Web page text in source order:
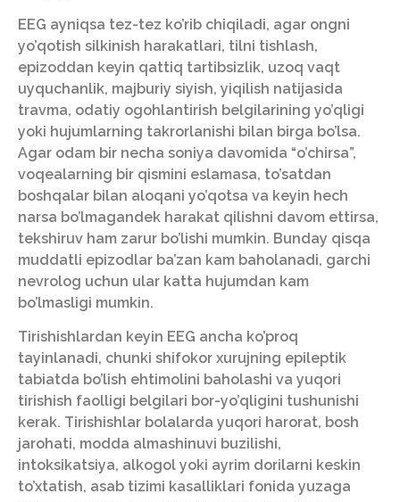
EEG ayniqsa tez-tez ko’rib chiqiladi, agar ongni
yo’qotish silkinish harakatlari, tilni tishlash,
epizoddan keyin qattiq tartibsizlik, uzoq vaqt
uyquchanlik, majburiy siyish, yiqilish natijasida
travma, odatiy ogohlantirish belgilarining yo’qligi
yoki hujumlarning takrorlanishi bilan birga bo’lsa.
Agar odam bir necha soniya davomida “o’chirsa”,
voqealarning bir qismini eslamasa, to’satdan
boshqalar bilan aloqani yo’qotsa va keyin hech
narsa bo’lmagandek harakat qilishni davom ettirsa,
tekshiruv ham zarur bo’lishi mumkin. Bunday qisqa
muddatli epizodlar ba’zan kam baholanadi, garchi
nevrolog uchun ular katta hujumdan kam
bo’lmasligi mumkin.
Tirishishlardan keyin EEG ancha ko’proq
tayinlanadi, chunki shifokor xurujning epileptik
tabiatda bo’lish ehtimolini baholashi va yuqori
tirishish faolligi belgilari bor-yo’qligini tushunishi
kerak. Tirishishlar bolalarda yuqori harorat, bosh
jarohati, modda almashinuvi buzilishi,
intoksikatsiya, alkogol yoki ayrim dorilarni keskin
to’xtatish, asab tizimi kasalliklari fonida yuzaga